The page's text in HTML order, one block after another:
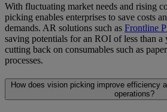
With fluctuating market needs and rising
picking enables enterprises to save costs
demands. AR solutions such as Frontline
saving potentials for an ROI of less than a
cutting back on consumables such as
processes.
How does vision picking improve efficiency
operations?